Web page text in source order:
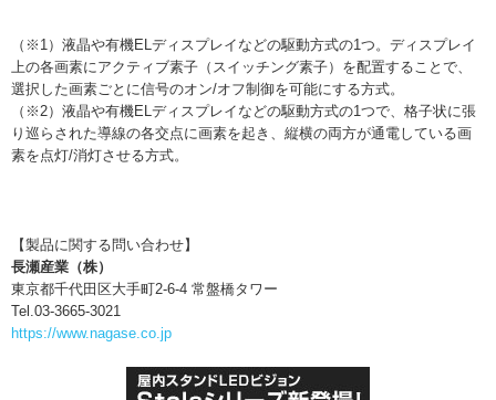
（※1）液晶や有機ELディスプレイなどの駆動方式の1つ。ディスプレイ
上の各画素にアクティブ素子（スイッチング素子）を配置することで、
選択した画素ごとに信号のオン/オフ制御を可能にする方式。
（※2）液晶や有機ELディスプレイなどの駆動方式の1つで、格子状に張
り巡らされた導線の各交点に画素を起き、縦横の両方が通電している画
素を点灯/消灯させる方式。
【製品に関する問い合わせ】
長瀬産業（株）
東京都千代田区大手町2-6-4 常盤橋タワー
Tel.03-3665-3021
https://www.nagase.co.jp